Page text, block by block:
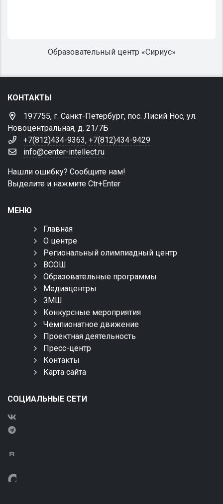
Образовательный центр «Сириус»
КОНТАКТЫ
197755, г. Санкт-Петербург, пос. Лисий Нос, ул.
Новоцентральная, д. 21/7Б
+7(812)434-9363, +7(812)434-9429
info@center-intellect.ru
Нашли ошибку? Сообщите нам!
Выделите и нажмите Ctr+Enter
МЕНЮ
Главная
О центре
Региональный олимпиадный центр
ВСОШ
Образовательные программы
Медиацентры
ЗМШ
Конкурсные мероприятия
Чемпионатное движение
Проектная деятельность
Пресс-центр
Контакты
Карта сайта
СОЦИАЛЬНЫЕ СЕТИ